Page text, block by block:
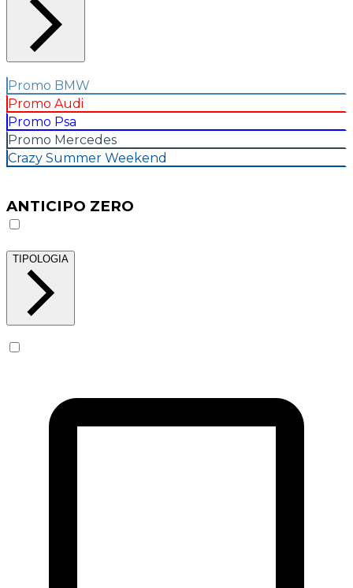
Promo BMW
Promo Audi
Promo Psa
Promo Mercedes
Crazy Summer Weekend
ANTICIPO ZERO
TIPOLOGIA